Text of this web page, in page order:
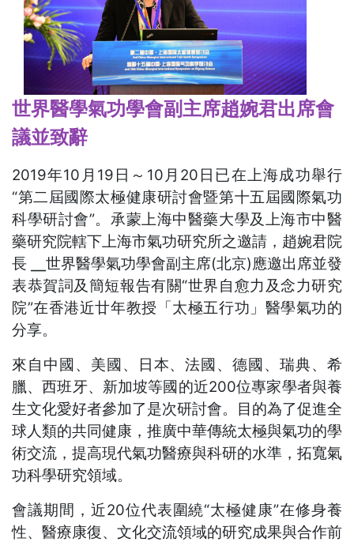
世界醫學氣功學會副主席趙婉君出席會
議並致辭
2019年10月19日～10月20日已在上海成功舉行
“第二屆國際太極健康研討會暨第十五屆國際氣功
科學研討會”。承蒙上海中醫藥大學及上海市中醫
藥研究院轄下上海市氣功研究所之邀請，趙婉君院
長 ╴世界醫學氣功學會副主席(北京)應邀出席並發
表恭賀詞及簡短報告有關“世界自愈力及念力研究
院”在香港近廿年教授「太極五行功」醫學氣功的
分享。
來自中國、美國、日本、法國、德國、瑞典、希
臘、西班牙、新加坡等國的近200位專家學者與養
生文化愛好者參加了是次研討會。目的為了促進全
球人類的共同健康，推廣中華傳統太極與氣功的學
術交流，提高現代氣功醫療與科研的水準，拓寬氣
功科學研究領域。
會議期間，近20位代表圍繞“太極健康”在修身養
性、醫療康復、文化交流領域的研究成果與合作前